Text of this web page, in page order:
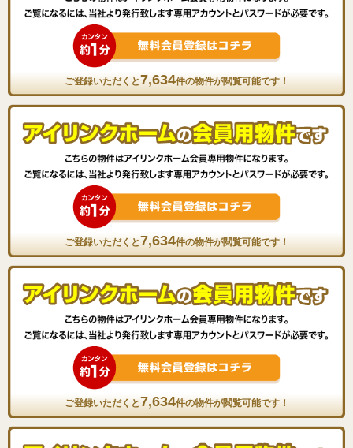
ご登録いただくと7,634件の物件が閲覧可能です！
ご登録いただくと7,634件の物件が閲覧可能です！
ご登録いただくと7,634件の物件が閲覧可能です！